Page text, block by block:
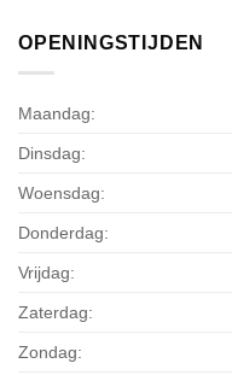
OPENINGSTIJDEN
Maandag:
Dinsdag:
Woensdag:
Donderdag:
Vrijdag:
Zaterdag:
Zondag: